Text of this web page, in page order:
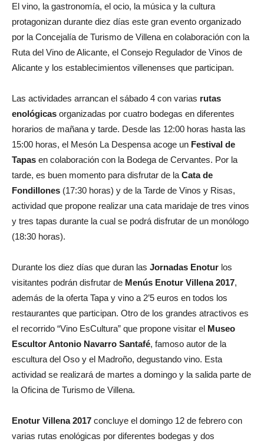
El vino, la gastronomía, el ocio, la música y la cultura
protagonizan durante diez días este gran evento organizado
por la Concejalía de Turismo de Villena en colaboración con la
Ruta del Vino de Alicante, el Consejo Regulador de Vinos de
Alicante y los establecimientos villenenses que participan.
Las actividades arrancan el sábado 4 con varias rutas
enológicas organizadas por cuatro bodegas en diferentes
horarios de mañana y tarde. Desde las 12:00 horas hasta las
15:00 horas, el Mesón La Despensa acoge un Festival de
Tapas en colaboración con la Bodega de Cervantes. Por la
tarde, es buen momento para disfrutar de la Cata de
Fondillones (17:30 horas) y de la Tarde de Vinos y Risas,
actividad que propone realizar una cata maridaje de tres vinos
y tres tapas durante la cual se podrá disfrutar de un monólogo
(18:30 horas).
Durante los diez días que duran las Jornadas Enotur los
visitantes podrán disfrutar de Menús Enotur Villena 2017,
además de la oferta Tapa y vino a 2’5 euros en todos los
restaurantes que participan. Otro de los grandes atractivos es
el recorrido “Vino EsCultura” que propone visitar el Museo
Escultor Antonio Navarro Santafé, famoso autor de la
escultura del Oso y el Madroño, degustando vino. Esta
actividad se realizará de martes a domingo y la salida parte de
la Oficina de Turismo de Villena.
Enotur Villena 2017 concluye el domingo 12 de febrero con
varias rutas enológicas por diferentes bodegas y dos